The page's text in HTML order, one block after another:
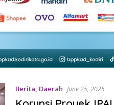
Berita Daerah June 25, 2025